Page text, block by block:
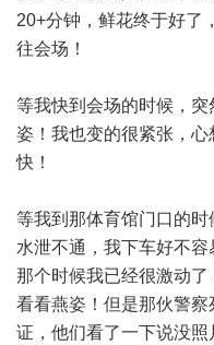
20+分钟，鲜花终于好了
往会场！
等我快到会场的时候，
姿！我也变的很紧张，
快！
等我到那体育馆门口的
水泄不通，我下车好不容
那个时候我已经很激动
看看燕姿！但是那伙警
证，他们看了一下说没